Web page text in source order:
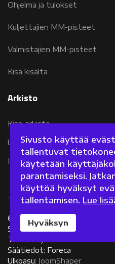
Ohjelma ja tulokset
Kuljettajien MM-pisteet
Valmistajien MM-pisteet
Kisa kisalta
Arkisto
Kisa-arkisto
Uutisarkisto 2007-2011
Kolumniarkisto 2007-2011
©
2026 Fanisivut.net
Sisältötuotanto: Jarkko
Tulokset ja tilastot: Formula
Säätiedot: Foreca
Ulkoasu: JoomShaper
Sivusto käyttää
tallentuvat
käytetään
parantamiseksi.
käyttöä hyväksyt
tallentamisen. Lue
Hyväksyn